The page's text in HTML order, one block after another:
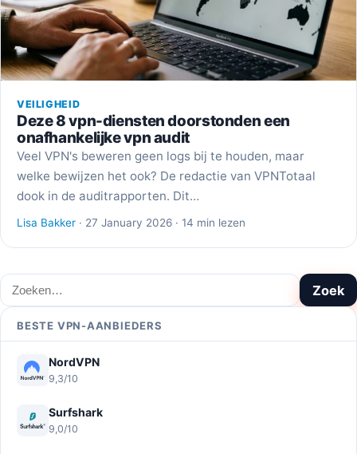
VEILIGHEID
Deze 8 vpn-diensten doorstonden een
onafhankelijke vpn audit
Veel VPN's beweren geen logs bij te houden, maar
welke bewijzen het ook? De redactie van VPNTotaal
dook in de auditrapporten. Dit…
Lisa Bakker · 27 January 2026 · 14 min lezen
Zoeken Zoek
BESTE VPN-AANBIEDERS
NordVPN
9,3/10
Surfshark
9,0/10